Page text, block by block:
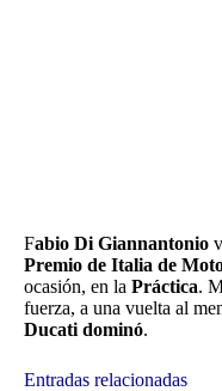
Fabio Di Giannantonio
Premio de Italia de
ocasión, en la Práctica.
fuerza, a una vuelta al
Ducati dominó.
Entradas relacionadas